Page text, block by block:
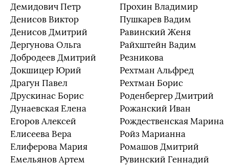
Демидович Петр
Денисов Виктор
Денисов Дмитрий
Дергунова Ольга
Добродеев Дмитрий
Докшицер Юрий
Драгун Павел
Друскинас Борис
Дунаевская Елена
Егоров Алексей
Елисеева Вера
Елиферова Мария
Емельянов Артем
Прохин Владимир
Пушкарев Вадим
Равинский Женя
Райхштейн Вадим
Резникова
Рехтман Альфред
Рехтман Борис
Роденбергер Дмитрий
Рожанский Иван
Рождественская Марина
Ройз Марианна
Ромашов Дмитрий
Рувинский Геннадий